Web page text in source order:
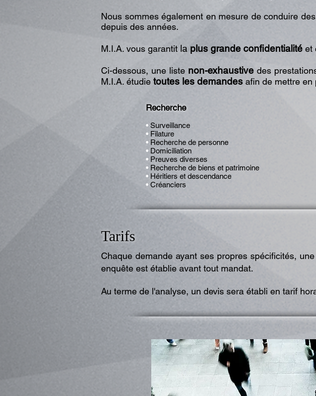
Nous sommes également en mesure de conduire
depuis des années.
M.I.A. vous garantit la plus grande confidentialité et
Ci-dessous, une liste non-exhaustivedes
M.I.A. étudie toutes les demandes afin de mettre en
Recherche
• Surveillance
• Filature
• Recherche de personne
• Domiciliation
• Preuves diverses
• Recherche de biens et patrimoine
• Héritiers et descendance
• Créanciers
Tarifs
Chaque demande ayant ses propres spécificités,
enquête est établie avant tout mandat.
Au terme de l'analyse, un devis sera établi en tarif